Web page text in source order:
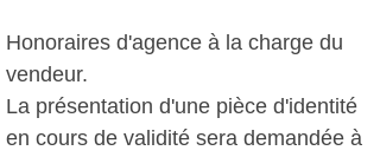
Honoraires d'agence à la charge du
vendeur.
La présentation d'une pièce d'identité
en cours de validité sera demandée à